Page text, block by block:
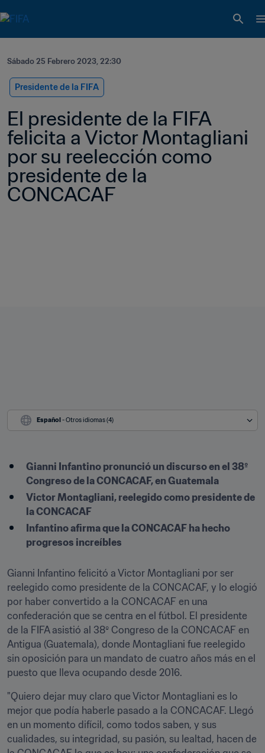
Sábado 25 Febrero 2023, 22:30
Presidente de la FIFA
El presidente de la FIFA
felicita a Victor Montagliani
por su reelección como
presidente de la
CONCACAF
Español - Otros idiomas (4)
Gianni Infantino pronunció un discurso en el 38º
Congreso de la CONCACAF, en Guatemala
Victor Montagliani, reelegido como presidente de
la CONCACAF
Infantino afirma que la CONCACAF ha hecho
progresos increíbles
Gianni Infantino felicitó a Victor Montagliani por ser
reelegido como presidente de la CONCACAF, y lo elogió
por haber convertido a la CONCACAF en una
confederación que se centra en el fútbol. El presidente
de la FIFA asistió al 38º Congreso de la CONCACAF en
Antigua (Guatemala), donde Montagliani fue reelegido
sin oposición para un mandato de cuatro años más en el
puesto que lleva ocupando desde 2016.
"Quiero dejar muy claro que Victor Montagliani es lo
mejor que podía haberle pasado a la CONCACAF. Llegó
en un momento difícil, como todos saben, y sus
cualidades, su integridad, su pasión, su lealtad, hacen de